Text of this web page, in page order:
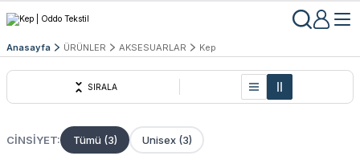
Anasayfa ÜRÜNLER AKSESUARLAR Kep
SIRALA
CINSIYET: Tümü (3) Unisex (3)